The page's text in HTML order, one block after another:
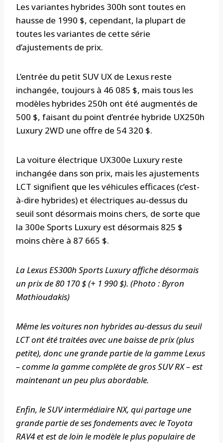
Les variantes hybrides 300h sont toutes en
hausse de 1990 $, cependant, la plupart de
toutes les variantes de cette série
d’ajustements de prix.
L’entrée du petit SUV UX de Lexus reste
inchangée, toujours à 46 085 $, mais tous les
modèles hybrides 250h ont été augmentés de
500 $, faisant du point d’entrée hybride UX250h
Luxury 2WD une offre de 54 320 $.
La voiture électrique UX300e Luxury reste
inchangée dans son prix, mais les ajustements
LCT signifient que les véhicules efficaces (c’est-
à-dire hybrides) et électriques au-dessus du
seuil sont désormais moins chers, de sorte que
la 300e Sports Luxury est désormais 825 $
moins chère à 87 665 $.
La Lexus ES300h Sports Luxury affiche désormais
un prix de 80 170 $ (+ 1 990 $). (Photo : Byron
Mathioudakis)
Même les voitures non hybrides au-dessus du seuil
LCT ont été traitées avec une baisse de prix (plus
petite), donc une grande partie de la gamme Lexus
– comme la gamme complète de gros SUV RX – est
maintenant un peu plus abordable.
Enfin, le SUV intermédiaire NX, qui partage une
grande partie de ses fondements avec le Toyota
RAV4 et est de loin le modèle le plus populaire de